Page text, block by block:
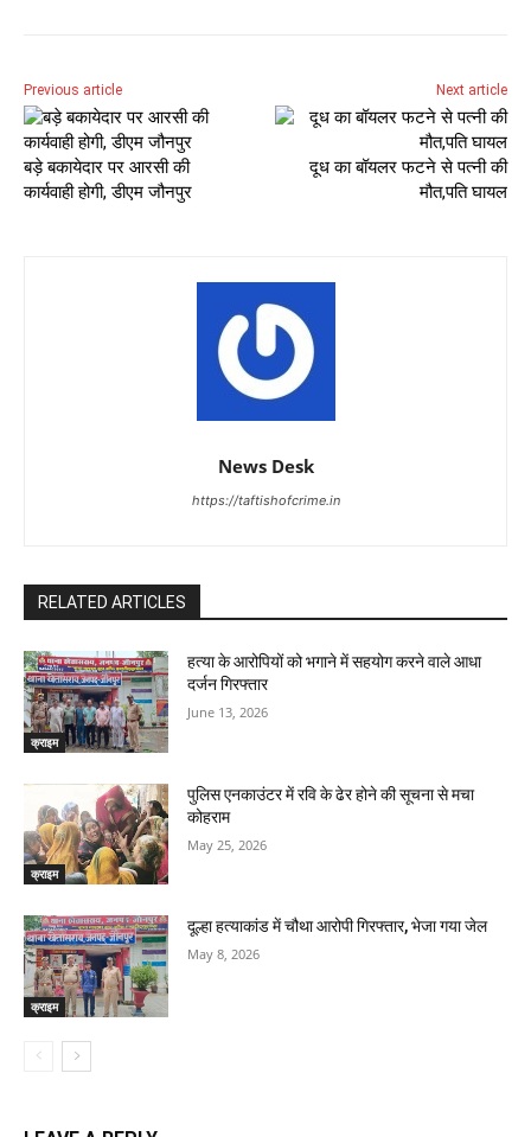
Previous article
बड़े बकायेदार पर आरसी की
कार्यवाही होगी, डीएम जौनपुर
Next article
दूध का बॉयलर फटने से पत्नी की
मौत,पति घायल
News Desk
https://taftishofcrime.in
RELATED ARTICLES
क्राइम
हत्या के आरोपियों को भगाने में सहयोग करने वाले आधा
दर्जन गिरफ्तार
June 13, 2026
क्राइम
पुलिस एनकाउंटर में रवि के ढेर होने की सूचना से मचा
कोहराम
May 25, 2026
क्राइम
दूल्हा हत्याकांड में चौथा आरोपी गिरफ्तार, भेजा गया जेल
May 8, 2026